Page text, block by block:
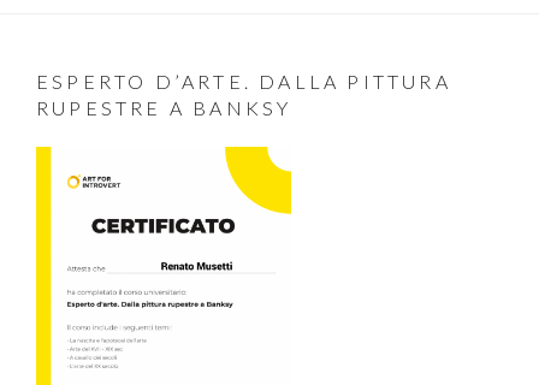
ESPERTO D’ARTE. DALLA PITTURA
RUPESTRE A BANKSY